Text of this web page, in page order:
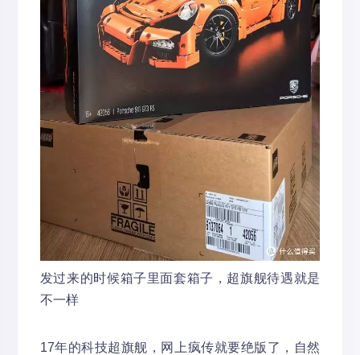
发过来的时候箱子里面套箱子，超旗舰待遇就是
不一样
17年的科技超旗舰，网上疯传就要绝版了，自然